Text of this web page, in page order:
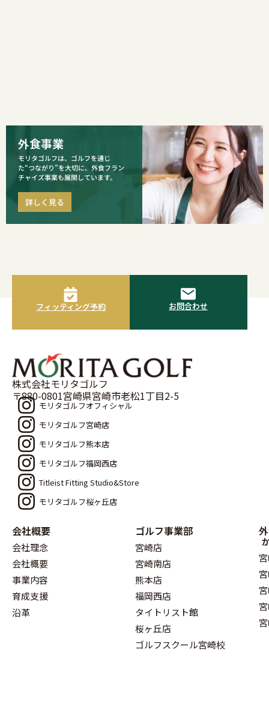
外食事業
モリタゴルフは、ゴルフを通じ
た“つながり”を大切に、外食フラン
チャイズ事業も展開しています。
詳しく見る
フィッティング予約 お問合わせ
株式会社モリタゴルフ
〒880-0801宮崎県宮崎市老松1丁目2-5
モリタゴルフオフィシャル
モリタゴルフ宮崎店
モリタゴルフ熊本店
モリタゴルフ福岡西店
Titleist Fitting Studio&Store
モリタゴルフ桜ヶ丘店
会社概要
会社理念
会社概要
事業内容
育成支援
沿革
ゴルフ事業部
宮崎店
宮崎南店
熊本店
福岡西店
タイトリスト館
桜ヶ丘店
ゴルフスクール宮崎校